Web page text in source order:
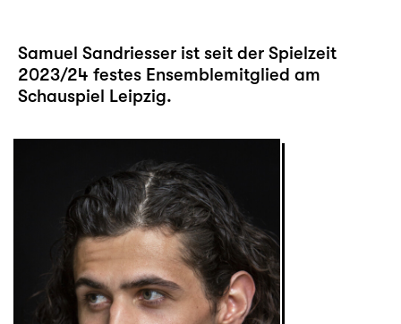
Samuel Sandriesser ist seit der Spielzeit
2023/24 festes Ensemblemitglied am
Schauspiel Leipzig.